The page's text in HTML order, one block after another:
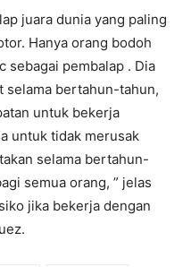
juara dunia yang paling
Hanya orang bodoh
sebagai pembalap . Dia
selama bertahun-tahun,
untuk bekerja
untuk tidak merusak
selama bertahun-
semua orang, ” jelas
jika bekerja dengan